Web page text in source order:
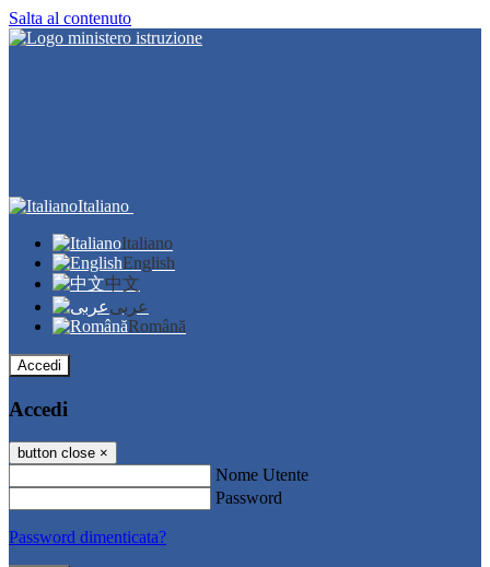
Salta al contenuto
Italiano
Italiano
English
中文
عربى
Română
Accedi
Accedi
button close ×
Nome Utente
Password
Password dimenticata?